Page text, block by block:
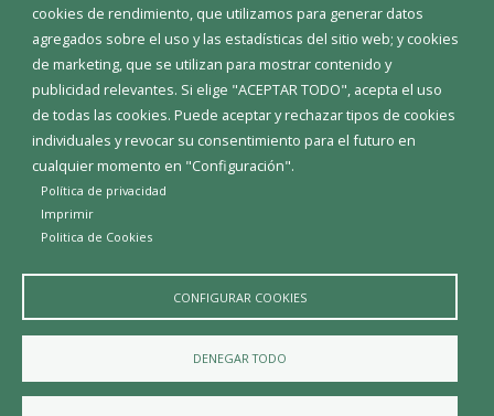
cookies de rendimiento, que utilizamos para generar datos
agregados sobre el uso y las estadísticas del sitio web; y cookies
de marketing, que se utilizan para mostrar contenido y
publicidad relevantes. Si elige "ACEPTAR TODO", acepta el uso
de todas las cookies. Puede aceptar y rechazar tipos de cookies
individuales y revocar su consentimiento para el futuro en
cualquier momento en "Configuración".
Política de privacidad
Imprimir
Politica de Cookies
CONFIGURAR COOKIES
DENEGAR TODO
INICIAR SESIÓN
MAPA WEB